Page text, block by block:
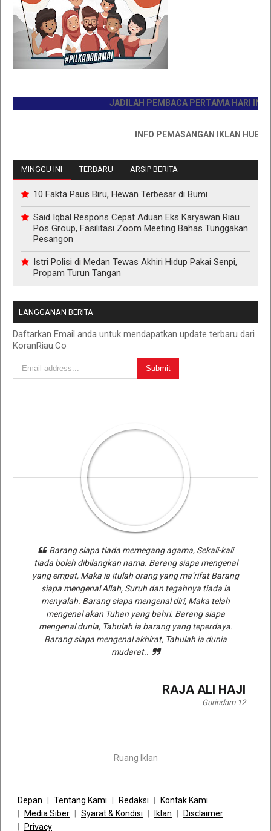
JADILAH PEMBACA PERTAMA HARI INI
INFO PEMASANGAN IKLAN HUB :
MINGGU INI TERBARU ARSIP BERITA
10 Fakta Paus Biru, Hewan Terbesar di Bumi
Said Iqbal Respons Cepat Aduan Eks Karyawan Riau
Pos Group, Fasilitasi Zoom Meeting Bahas Tunggakan
Pesangon
Istri Polisi di Medan Tewas Akhiri Hidup Pakai Senpi,
Propam Turun Tangan
LANGGANAN BERITA
Daftarkan Email anda untuk mendapatkan update terbaru dari
KoranRiau.Co
Barang siapa tiada memegang agama, Sekali-kali
tiada boleh dibilangkan nama. Barang siapa mengenal
yang empat, Maka ia itulah orang yang ma’rifat Barang
siapa mengenal Allah, Suruh dan tegahnya tiada ia
menyalah. Barang siapa mengenal diri, Maka telah
mengenal akan Tuhan yang bahri. Barang siapa
mengenal dunia, Tahulah ia barang yang teperdaya.
Barang siapa mengenal akhirat, Tahulah ia dunia
mudarat..
RAJA ALI HAJI
Gurindam 12
Ruang Iklan
Depan Tentang Kami Redaksi
Kontak Kami
Media Siber
Syarat & Kondisi Iklan
Disclaimer
Privacy